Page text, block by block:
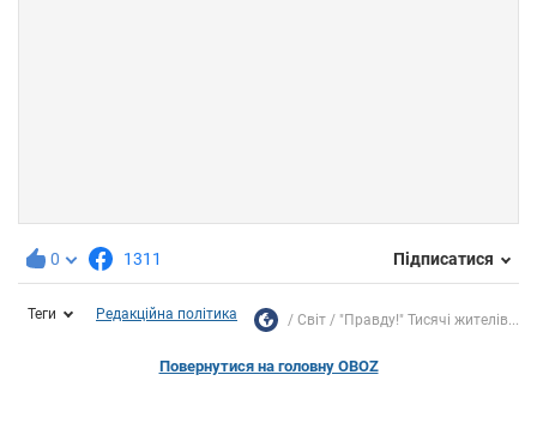
0 1311 Підписатися
Теги Редакційна політика Світ "Правду!" Тисячі жителів...
Повернутися на головну OBOZ